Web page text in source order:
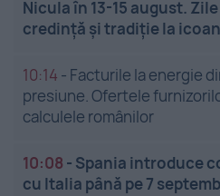
Nicula în 13-15 august.
credință și tradiție la
10:14 - Facturile la energie
presiune. Ofertele
calculele românilor
10:08 - Spania introduce
cu Italia până pe 7